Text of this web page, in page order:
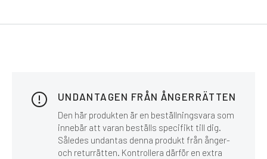
UNDANTAGEN FRÅN ÅNGERRÄTTEN
Den här produkten är en beställningsvara som
innebär att varan beställs specifikt till dig.
Således undantas denna produkt från ånger-
och returrätten. Kontrollera därför en extra